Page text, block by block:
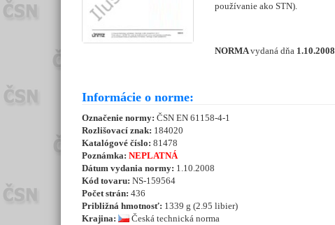
používanie ako STN).
NORMAvydaná dňa 1.10.2008
Informácie o norme:
Označenie normy: ČSN EN 61158-4-1
Rozlišovací znak: 184020
Katalógové číslo: 81478
Poznámka: NEPLATNÁ
Dátum vydania normy: 1.10.2008
Kód tovaru: NS-159564
Počet strán: 436
Približná hmotnosť: 1339 g (2.95 libier)
Krajina:
Česká technická norma